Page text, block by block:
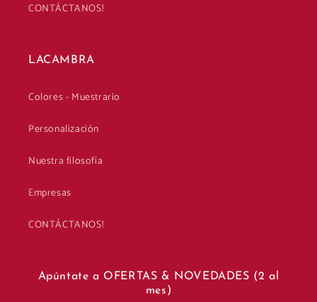
CONTÁCTANOS!
LACAMBRA
Colores - Muestrario
Personalización
Nuestra filosofía
Empresas
CONTÁCTANOS!
Apúntate a OFERTAS & NOVEDADES (2 al
mes)